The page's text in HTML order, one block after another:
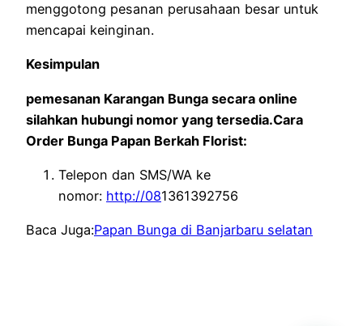
menggotong pesanan perusahaan besar untuk
mencapai keinginan.
Kesimpulan
pemesanan Karangan Bunga secara online
silahkan hubungi nomor yang tersedia.Cara
Order Bunga Papan Berkah Florist:
Telepon dan SMS/WA ke
nomor: http://081361392756
Baca Juga:Papan Bunga di Banjarbaru selatan